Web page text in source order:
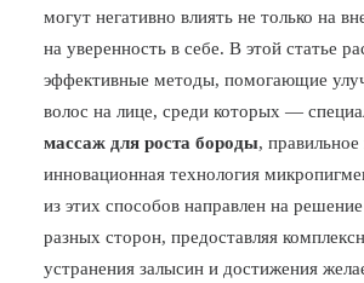
БЛОГ
ПОЖАЛОВАТЬСЯ
могут негативно влиять не только на
на уверенность в себе. В этой статье
эффективные методы, помогающие
волос на лице, среди которых —
массаж для роста бороды,
инновационная технология
из этих способов направлен на
разных сторон, предоставляя
устранения залысин и достижения